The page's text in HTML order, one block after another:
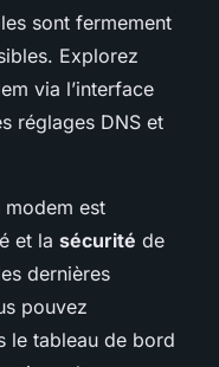
sont fermement
Explorez
via l’interface
réglages DNS et
modem est
et la sécurité de
dernières
pouvez
le tableau de bord